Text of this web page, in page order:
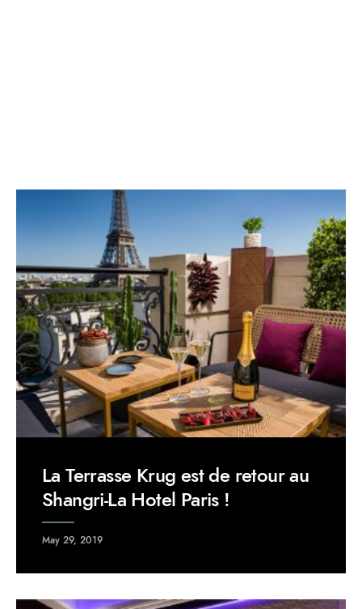
La Terrasse Krug est de retour au
Shangri-La Hotel Paris !
May 29, 2019